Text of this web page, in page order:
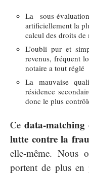
La sous-
artificiellement la
calcul des droits de
L’oubli pur et
revenus, fréquent
notaire a tout réglé
La mauvaise
résidence
donc le plus
Cedata-
lutte contre la
elle-même. Nous
portent de plus en